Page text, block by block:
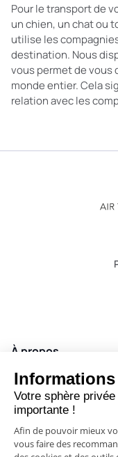
Pour le transport de
un chien, un chat ou
utilise les
destination. Nous
vous permet de vous
monde entier. Cela
relation avec les
À propos
Nos services
FAQ
Votre sphère
importante !
Afin de pouvoir mieux
vous faire des